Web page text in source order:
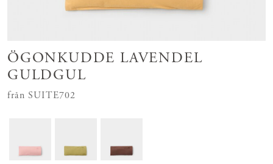
ÖGONKUDDE LAVENDEL
GULDGUL
från SUITE702